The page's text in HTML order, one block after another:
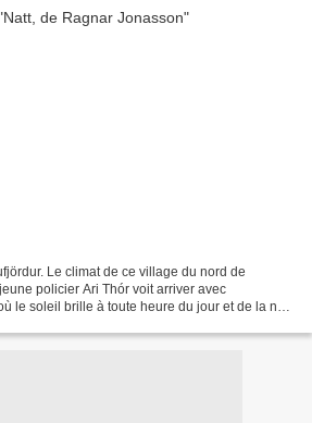
Le climat de ce village du nord de
policier Ari Thór voit arriver avec
le soleil brille à toute heure du jour et de la nuit.